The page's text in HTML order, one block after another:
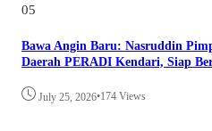
05
Bawa Angin Baru: Nasruddin
Daerah PERADI Kendari, Siap
July 25, 2026•174 Views